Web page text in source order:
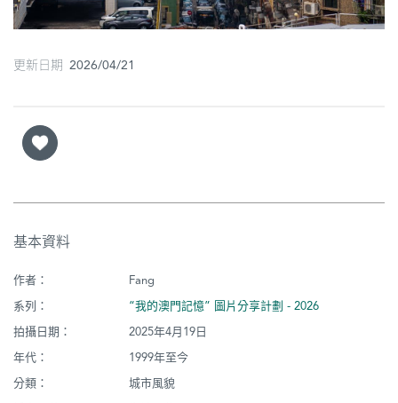
巴
更新日期 2026/04/21
基本資料
作者：
Fang
系列：
“我的澳門記憶” 圖片分享計劃 - 2026
拍攝日期：
2025年4月19日
年代：
1999年至今
分類：
城市風貌